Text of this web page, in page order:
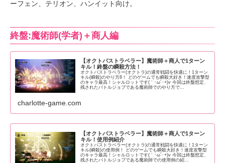
ーフェン、テリオン、ハンイット向け。
終盤:魔術師(学者)＋商人編
【オクトパストラベラー】魔術師＋商人で1ターン
キル！終盤の瞬殺方法！
オクトパストラベラー(オクトラ)の通常戦闘を快適に！1ターン
キル(瞬殺)のやり方8！ どのゲームでも瞬殺大好き！速度攻撃型
のキャラ最高！シャルロットです(｀･ω´･+)v 今回は終盤想定、
残されたバトルジョブである魔術師でのやり方で...
charlotte-game.com
【オクトパストラベラー】魔術師＋商人で1ターン
キル！使用例紹介
オクトパストラベラー(オクトラ)の通常戦闘を快適に！1ターン
キル(瞬殺)の使用例！ どのゲームでも瞬殺大好き！速度攻撃型
のキャラ最高！シャルロットです(｀･ω´･+)v 今回は終盤想定、
残されたバトルジョブである魔術師での使用例の紹...